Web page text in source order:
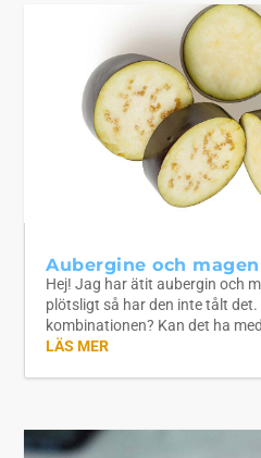
Aubergine och magen
Hej! Jag har ätit aubergin och
plötsligt så har den inte tålt det.
kombinationen? Kan det ha
LÄS MER